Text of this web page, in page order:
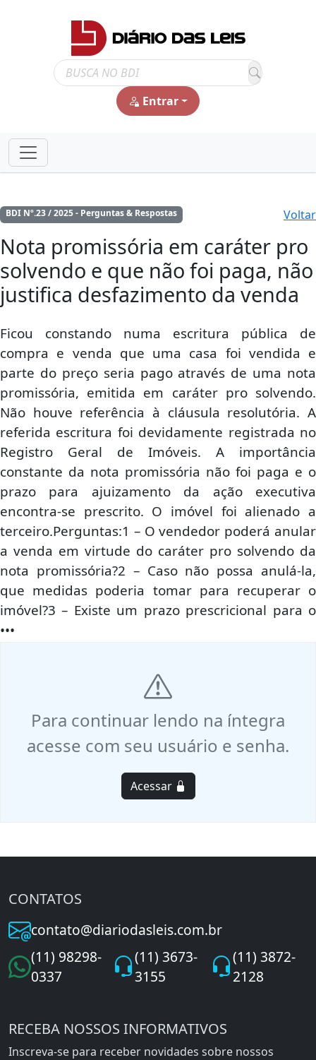
Entrar
BDI Nº.23 / 2025 - Perguntas & Respostas Voltar
Nota promissória em caráter pro
solvendo e que não foi paga, não
justifica desfazimento da venda
Ficou constando numa escritura pública de
compra e venda que uma casa foi vendida e
parte do preço seria pago através de uma nota
promissória, emitida em caráter pro solvendo.
Não houve referência à cláusula resolutória. A
referida escritura foi devidamente registrada no
Registro Geral de Imóveis. A importância
constante da nota promissória não foi paga e o
prazo para ajuizamento da ação executiva
encontra-se prescrito. O imóvel foi alienado a
terceiro.Perguntas:1 – O vendedor poderá anular
a venda em virtude do caráter pro solvendo da
nota promissória?2 – Caso não possa anulá-la,
que medidas poderia tomar para recuperar o
imóvel?3 – Existe um prazo prescricional para o
•••
Para continuar lendo na íntegra
acesse com seu usuário e senha.
Acessar
CONTATOS
contato@diariodasleis.com.br
(11) 98298-
0337
(11) 3673-
3155
(11) 3872-
2128
RECEBA NOSSOS INFORMATIVOS
Inscreva-se para receber novidades sobre nossos